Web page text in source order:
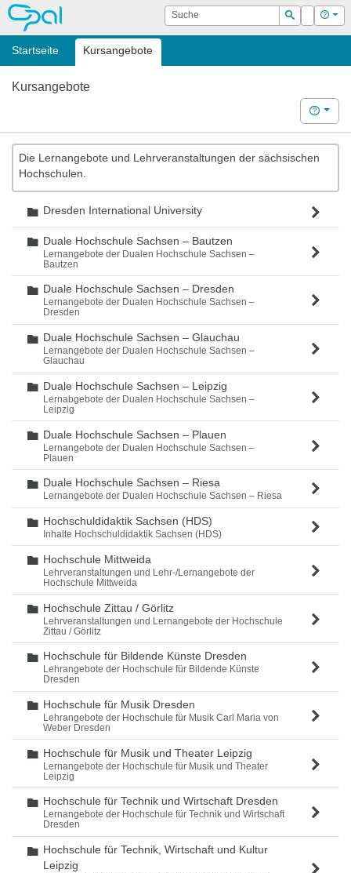
OPAL Suche
Suchen
Login Hilfe
Startseite Kursangebote
Kursangebote
Hilfe
Die Lernangebote und Lehrveranstaltungen der sächsischen
Hochschulen.
Ordner
Dresden International University
Ordner
Duale Hochschule Sachsen – Bautzen
Lernangebote der Dualen Hochschule Sachsen –
Bautzen
Ordner
Duale Hochschule Sachsen – Dresden
Lernangebote der Dualen Hochschule Sachsen –
Dresden
Ordner
Duale Hochschule Sachsen – Glauchau
Lernangebote der Dualen Hochschule Sachsen –
Glauchau
Ordner
Duale Hochschule Sachsen – Leipzig
Lernabgebote der Dualen Hochschule Sachsen –
Leipzig
Ordner
Duale Hochschule Sachsen – Plauen
Lernangebote der Dualen Hochschule Sachsen –
Plauen
Ordner
Duale Hochschule Sachsen – Riesa
Lernangebote der Dualen Hochschule Sachsen – Riesa
Ordner
Hochschuldidaktik Sachsen (HDS)
Inhalte Hochschuldidaktik Sachsen (HDS)
Ordner
Hochschule Mittweida
Lehrveranstaltungen und Lehr-/Lernangebote der
Hochschule Mittweida
Ordner
Hochschule Zittau / Görlitz
Lehrveranstaltungen und Lernangebote der Hochschule
Zittau / Görlitz
Ordner
Hochschule für Bildende Künste Dresden
Lehrangebote der Hochschule für Bildende Künste
Dresden
Ordner
Hochschule für Musik Dresden
Lehrangebote der Hochschule für Musik Carl Maria von
Weber Dresden
Ordner
Hochschule für Musik und Theater Leipzig
Lernangebote der Hochschule für Musik und Theater
Leipzig
Ordner
Hochschule für Technik und Wirtschaft Dresden
Lernangebote der Hochschule für Technik und Wirtschaft
Dresden
Ordner
Hochschule für Technik, Wirtschaft und Kultur
Leipzig